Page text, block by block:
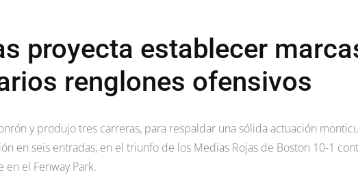
proyecta establecer
renglones ofensivos
y produjo tres carreras, para respaldar una sólida actuación
en seis entradas, en el triunfo de los Medias Rojas de Boston 10-1
en el Fenway Park.